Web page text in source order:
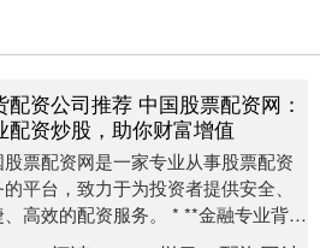
配资公司推荐 中国股票配资网：
配资炒股，助你财富增值
票配资网是一家专业从事股票配资
的平台，致力于为投资者提供安全、
、高效的配资服务。 * **金融专业背
**拥有金融学、经济学或相关专业背